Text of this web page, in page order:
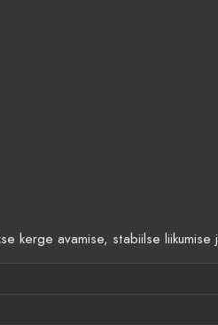
kerge avamise, stabiilse